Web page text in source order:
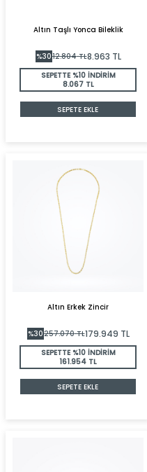
Altın Taşlı Yonca Bileklik
%3012.804TL8.963 TL
SEPETTE %10 İNDİRİM
8.067 TL
SEPETE EKLE
Altın Erkek Zincir
%30257.070TL179.949 TL
SEPETTE %10 İNDİRİM
161.954 TL
SEPETE EKLE